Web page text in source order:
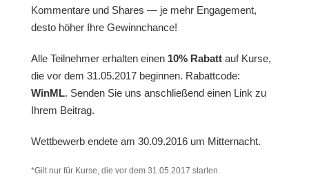
Kommentare und Shares — je mehr Engagement,
desto höher Ihre Gewinnchance!
Alle Teilnehmer erhalten einen 10% Rabatt auf Kurse,
die vor dem 31.05.2017 beginnen. Rabattcode:
WinML. Senden Sie uns anschließend einen Link zu
Ihrem Beitrag.
Wettbewerb endete am 30.09.2016 um Mitternacht.
*Gilt nur für Kurse, die vor dem 31.05.2017 starten.